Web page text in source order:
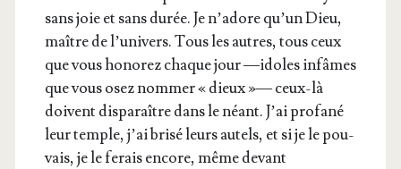
sans joie et sans durée. Je n’a­dore qu’un Dieu,
maître de l’u­ni­vers. Tous les autres, tous ceux
que vous hono­rez chaque jour —idoles infâmes
que vous osez nom­mer « dieux »— ceux-là
doivent dis­pa­raître dans le néant. J’ai pro­fa­né
leur temple, j’ai bri­sé leurs autels, et si je le pou­
vais, je le ferais encore, même devant